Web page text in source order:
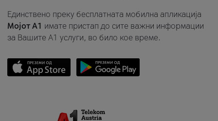
Единствено преку бесплатната мобилна апликација
Мојот A1 имате пристап до сите важни информации
за Вашите A1 услуги, во било кое време.